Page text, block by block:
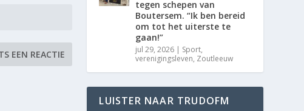
tegen schepen van
Boutersem. “Ik ben bereid
om tot het uiterste te
gaan!”
jul 29, 2026 | Sport,
verenigingsleven, Zoutleeuw
LUISTER NAAR TRUDOFM